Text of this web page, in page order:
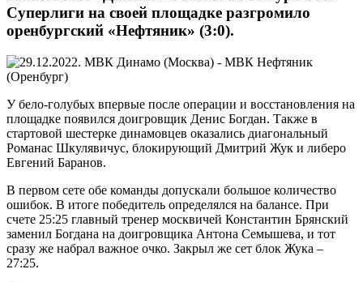
Суперлиги на своей площадке разгромило
оренбургский «Нефтяник» (3:0).
У бело-голубых впервые после операции и восстановления на
площадке появился доигровщик Денис Богдан. Также в
стартовой шестерке динамовцев оказались диагональный
Романас Шкулявичус, блокирующий Дмитрий Жук и либеро
Евгений Баранов.
В первом сете обе команды допускали большое количество
ошибок. В итоге победитель определялся на балансе. При
счете 25:25 главный тренер москвичей Константин Брянский
заменил Богдана на доигровщика Антона Семышева, и тот
сразу же набрал важное очко. Закрыл же сет блок Жука –
27:25.